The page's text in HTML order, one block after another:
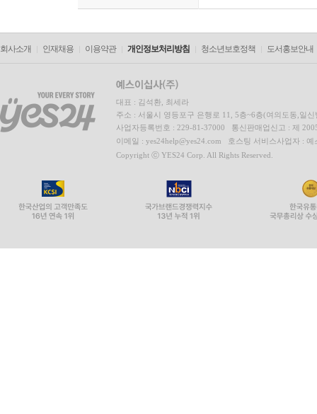
회사소개 인재채용 이용약관 개인정보처리방침 청소년보호정책 도서홍보안내
대표 : 김석환, 최세라
주소 : 서울시 영등포구 은행로 11, 5층~6층(여의도동,일신
사업자등록번호 : 229-81-37000 통신판매업신고 : 제
이메일 : yes24help@yes24.com 호스팅 서비스사업자 :
Copyright ⓒ YES24 Corp. All Rights Reserved.